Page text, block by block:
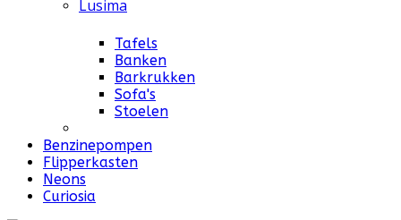
Lusima
Tafels
Banken
Barkrukken
Sofa's
Stoelen
Benzinepompen
Flipperkasten
Neons
Curiosia